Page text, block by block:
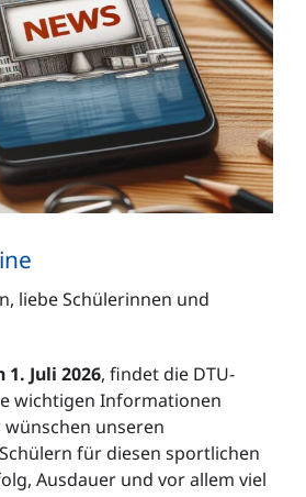
liebe Schülerinnen und
Juli 2026, findet die DTU-
wichtigen Informationen
wünschen unseren
für diesen sportlichen
Ausdauer und vor allem viel